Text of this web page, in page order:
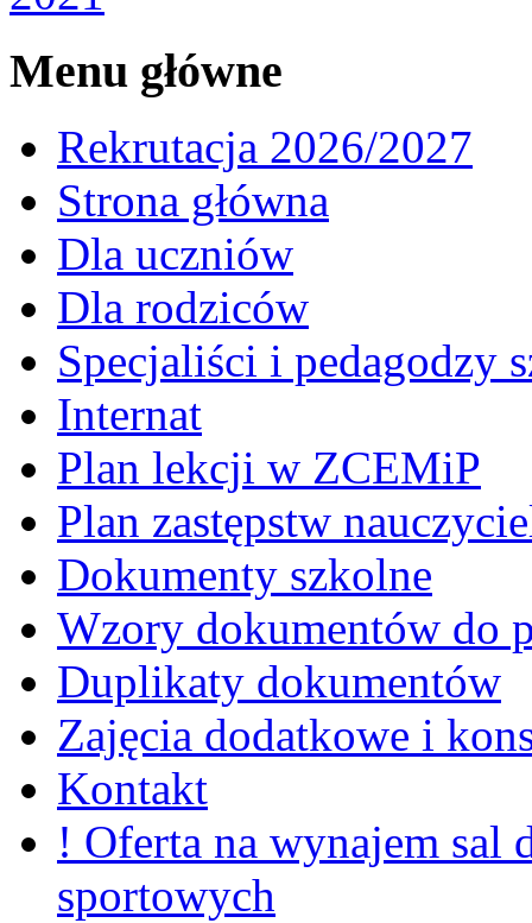
Menu główne
Rekrutacja 2026/2027
Strona główna
Dla uczniów
Dla rodziców
Specjaliści i pedagodzy
Internat
Plan lekcji w ZCEMiP
Plan zastępstw
Dokumenty szkolne
Wzory dokumentów do
Duplikaty dokumentów
Zajęcia dodatkowe i
Kontakt
! Oferta na wynajem
sportowych